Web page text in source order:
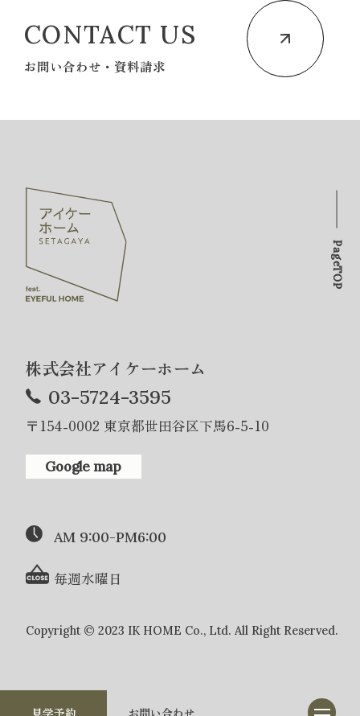
見学予約 お問い合わせ
CONTACT US
お問い合わせ・資料請求
株式会社アイケーホーム
03-5724-3595
〒154-0002 東京都世田谷区下馬6-5-10
Google map
AM 9:00-PM6:00
毎週水曜日
Copyright © 2023 IK HOME Co., Ltd. All Right Reserved.
PageTOP